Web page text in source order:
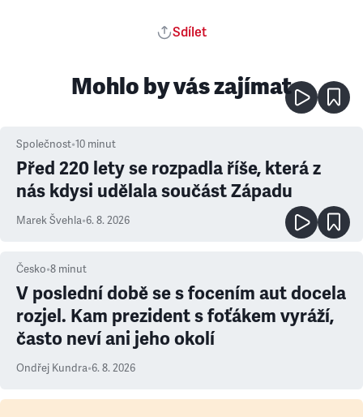
Sdílet
Mohlo by vás zajímat
Společnost•10 minut
Před 220 lety se rozpadla říše, která z
nás kdysi udělala součást Západu
Marek Švehla•6. 8. 2026
Česko•8 minut
V poslední době se s focením aut docela
rozjel. Kam prezident s foťákem vyráží,
často neví ani jeho okolí
Ondřej Kundra•6. 8. 2026